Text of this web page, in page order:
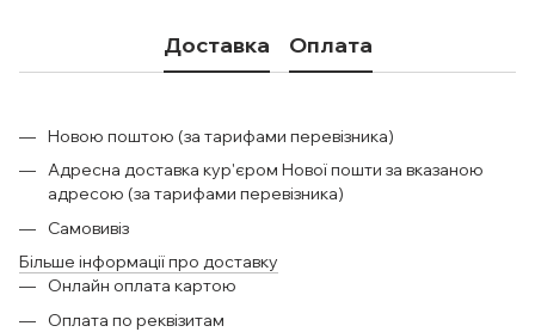
Доставка Оплата
Новою поштою (за тарифами перевізника)
Адресна доставка кур'єром Нової пошти за вказаною
адресою (за тарифами перевізника)
Самовивіз
Більше інформації про доставку
Онлайн оплата картою
Оплата по реквізитам